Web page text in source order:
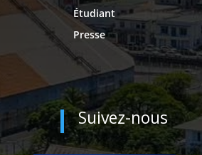
Étudiant
Presse
Suivez-nous